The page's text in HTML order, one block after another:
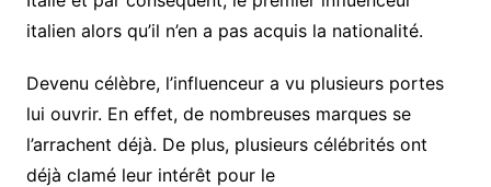
italien alors qu’il n’en a pas acquis la nationalité.
Devenu célèbre, l’influenceur a vu plusieurs portes
lui ouvrir. En effet, de nombreuses marques se
l’arrachent déjà. De plus, plusieurs célébrités ont
déjà clamé leur intérêt pour le